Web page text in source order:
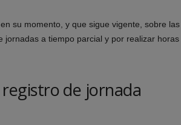
su momento, y que sigue vigente, sobre las
a tiempo parcial y por realizar horas
de jornada